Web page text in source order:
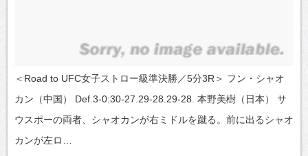
＜Road to UFC女子ストロー級準決勝／5分3R＞ フン・シャオ
カン（中国） Def.3-0:30-27.29-28.29-28. 本野美樹（日本） サ
ウスポーの両者、シャオカンが右ミドルを蹴る。前に出るシャオ
カンが左ロ…